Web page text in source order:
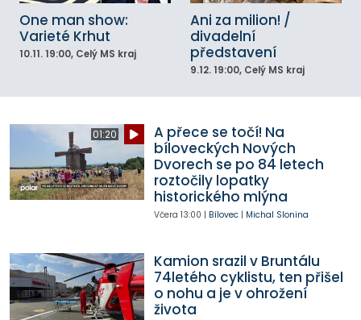
One man show:
Varieté Krhut
10.11. 19:00, Celý MS kraj
Ani za milion! /
divadelní
představení
9.12. 19:00, Celý MS kraj
01:20
A přece se točí! Na
bíloveckých Nových
Dvorech se po 84 letech
roztočily lopatky
historického mlýna
Včera 13:00 | Bílovec| Michal Slonina
Kamion srazil v Bruntálu
74letého cyklistu, ten přišel
o nohu a je v ohrožení
života